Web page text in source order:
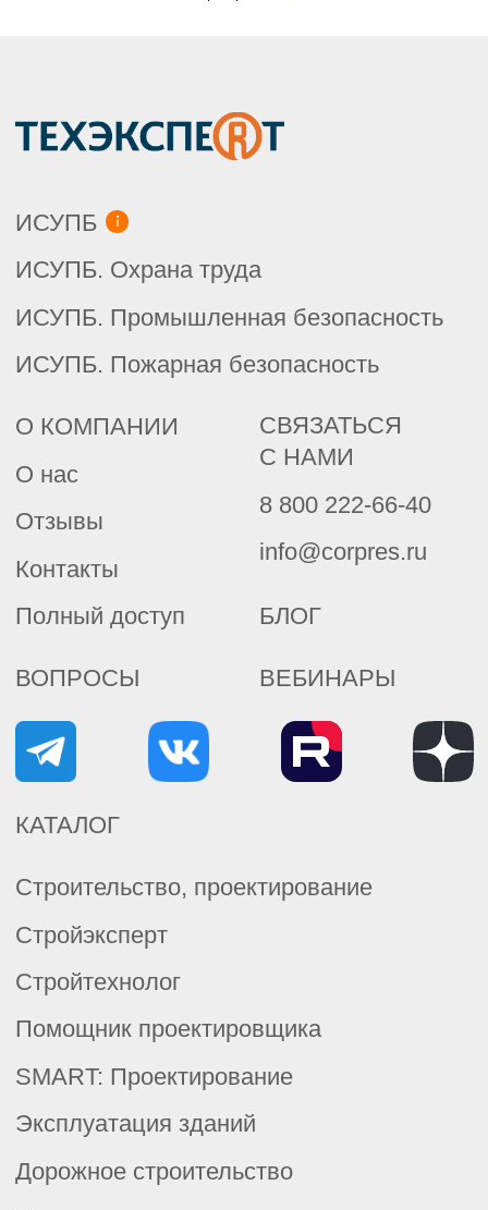
Пищевая промышленность
Промышленная безопасность
Пожарная безопасность
Охрана Труда.Премиум
Охрана труда
Топливно-энергетический комплекс
Нефтегазовый комплекс
Теплоэнергетика
Энергетика. Премиум
Машиностроительный комплекс
Металлургический комплекс
Охране труда
СУ НТД «Техэксперт»
Контроль оборота НД
Система цифровых кабинетов
© 2026 ООО «Корпоративные Решения».
Все права защищены
ООО «Корпоративные Решения»
г. Пермь, ул. Хрустальная, д.7,
Согласие на обработку персональных данных
Согласие на получение новостной и
рекламной рассылки